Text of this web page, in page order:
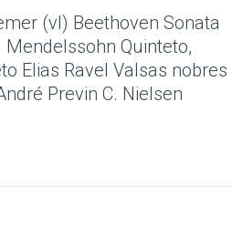
(vl) Beethoven Sonata
Mendelssohn Quinteto,
Elias Ravel Valsas nobres
Previn C. Nielsen